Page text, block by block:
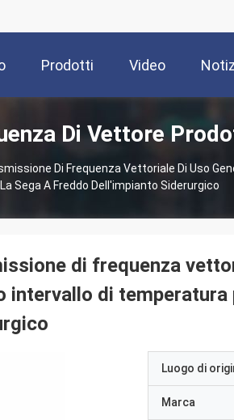
Prodotti Video
Di Vettore
Di Frequenza Vettoriale Di Uso
Sega A Freddo Dell'impianto Siderurgico
di frequenza
intervallo di
Luogo di
Marca